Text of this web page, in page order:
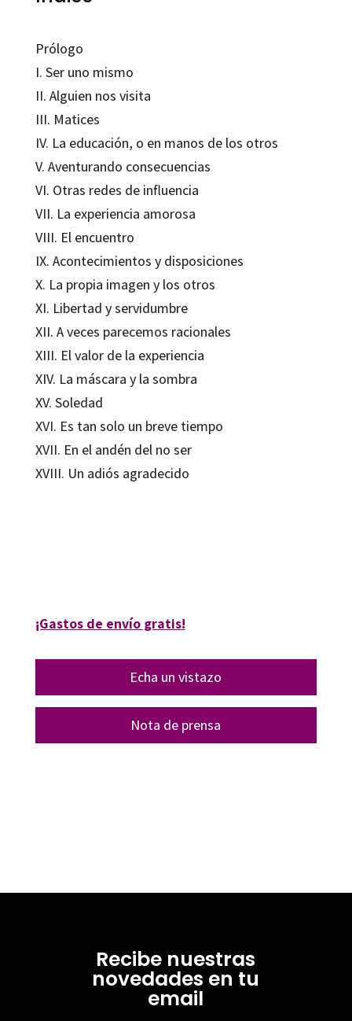
Prólogo
I. Ser uno mismo
II. Alguien nos visita
III. Matices
IV. La educación, o en manos de los otros
V. Aventurando consecuencias
VI. Otras redes de influencia
VII. La experiencia amorosa
VIII. El encuentro
IX. Acontecimientos y disposiciones
X. La propia imagen y los otros
XI. Libertad y servidumbre
XII. A veces parecemos racionales
XIII. El valor de la experiencia
XIV. La máscara y la sombra
XV. Soledad
XVI. Es tan solo un breve tiempo
XVII. En el andén del no ser
XVIII. Un adiós agradecido
¡Gastos de envío gratis!
Echa un vistazo
Nota de prensa
Recibe nuestras
novedades en tu
email